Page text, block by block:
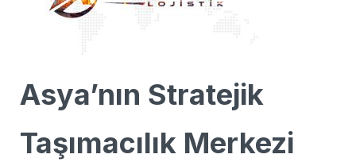
Asya’nın Stratejik
Taşımacılık Merkezi